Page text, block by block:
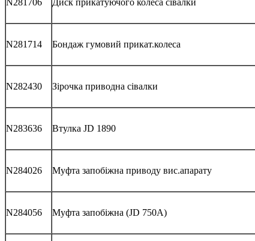
N281714 Бондаж гумовий прикат.колеса
N282430 Зірочка приводна сівалки
N283636 Втулка JD 1890
N284026 Муфта запобіжна приводу вис.апарату
N284056 Муфта запобіжна (JD 750A)